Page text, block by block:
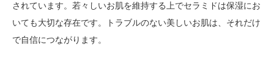
されています。若々しいお肌を維持する上でセラミドは保湿にお
いても大切な存在です。トラブルのない美しいお肌は、それだけ
で自信につながります。